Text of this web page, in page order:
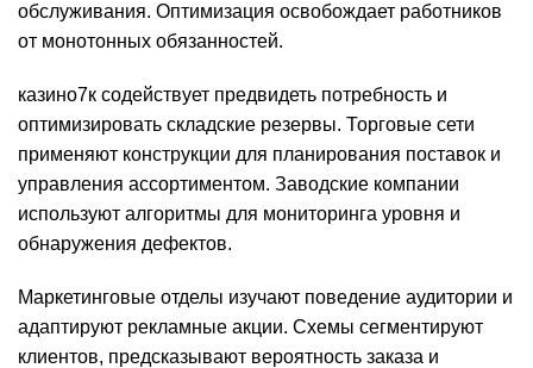
обслуживания. Оптимизация освобождает работников
от монотонных обязанностей.
казино7к содействует предвидеть потребность и
оптимизировать складские резервы. Торговые сети
применяют конструкции для планирования поставок и
управления ассортиментом. Заводские компании
используют алгоритмы для мониторинга уровня и
обнаружения дефектов.
Маркетинговые отделы изучают поведение аудитории и
адаптируют рекламные акции. Схемы сегментируют
клиентов, предсказывают вероятность заказа и